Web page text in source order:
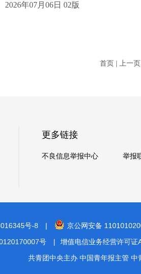
年07月06日 02版
首页 | 上一页
更多链接
不良信息举报中心 举报
号-8 | 京公网安备
号
| 增值电信业务经营许可
共青团中央主办 中国青年报主管